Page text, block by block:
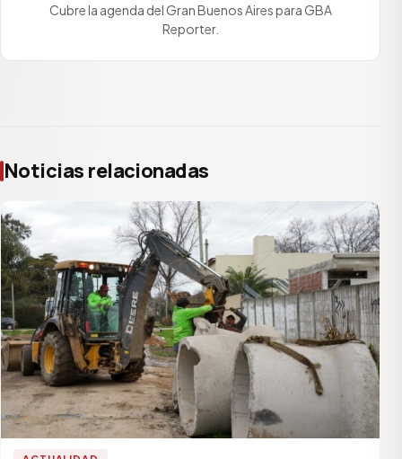
Cubre la agenda del Gran Buenos Aires para GBA
Reporter.
Noticias relacionadas